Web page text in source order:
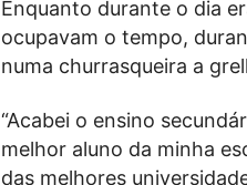
Enquanto durante o dia
ocupavam o tempo,
numa churrasqueira a
“Acabei o ensino
melhor aluno da minha
das melhores